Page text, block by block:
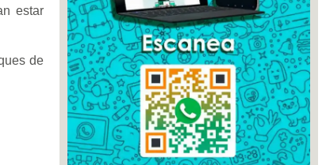
estar
de